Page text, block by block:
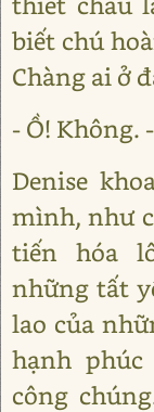
biết chú
Chàng ai ở
- Ồ! Không.
Denise
mình, như
tiến hóa
những tất
lao của
hạnh
công